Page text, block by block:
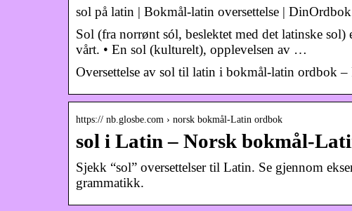
sol på latin | Bokmål-latin oversettelse | DinOrdbok
Sol (fra norrønt sól, beslektet med det latinske
vårt. • En sol (kulturelt), opplevelsen av …
Oversettelse av sol til latin i bokmål-latin ordbok –
https:// nb.glosbe.com › norsk bokmål-Latin ordbok
sol i Latin – Norsk bokmål-
Sjekk “sol” oversettelser til Latin. Se gjennom
grammatikk.